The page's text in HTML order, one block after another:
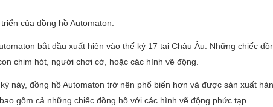
của đồng hồ Automaton:
bắt đầu xuất hiện vào thế kỷ 17 tại Châu Âu. Những chiếc
chim hót, người chơi cờ, hoặc các hình vẽ động.
này, đồng hồ Automaton trở nên phổ biến hơn và được sản xuất
gồm cả những chiếc đồng hồ với các hình vẽ động phức tạp.